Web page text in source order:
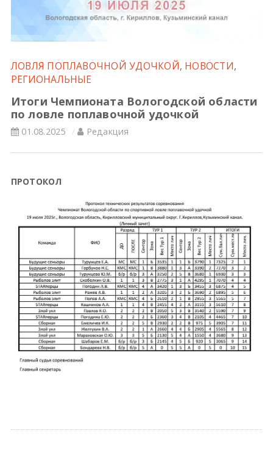
ЛОВЛЯ ПОПЛАВОЧНОЙ УДОЧКОЙ, НОВОСТИ,
РЕГИОНАЛЬНЫЕ
Итоги Чемпионата Вологодской области
по ловле поплавочной удочкой
01.08.2025 Редакция
ПРОТОКОЛ
Всероссийские правила